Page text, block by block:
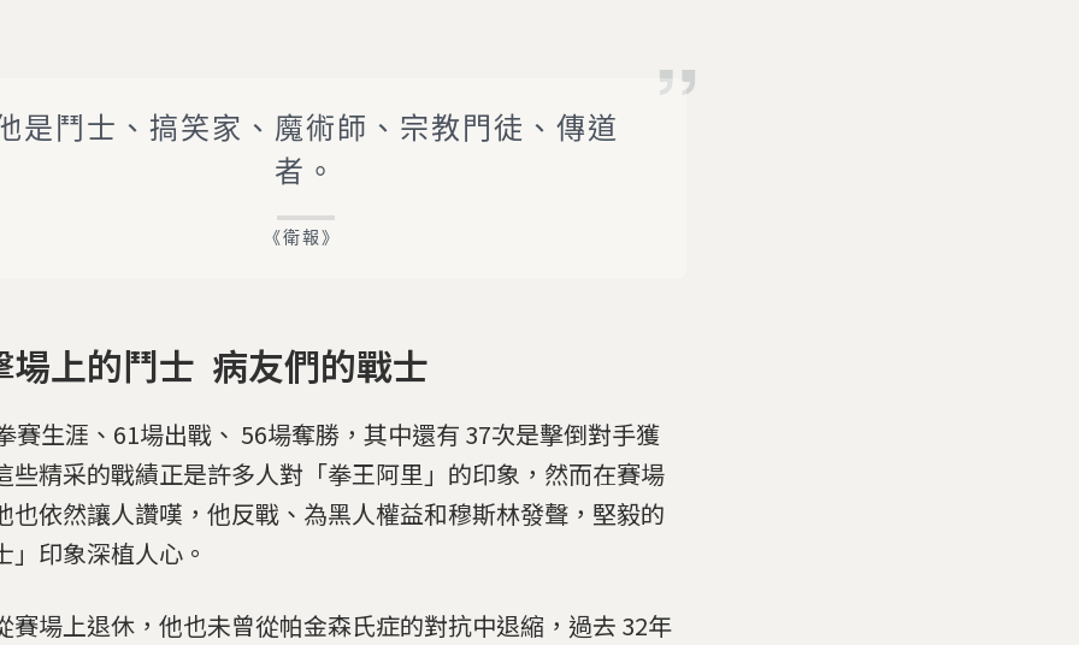
是鬥士、搞笑家、魔術師、宗教門徒、傳道
者。
《衛報》
場上的鬥士 病友們的戰士
賽生涯、61場出戰、 56場奪勝，其中還有 37次是擊倒對手獲
些精采的戰績正是許多人對「拳王阿里」的印象，然而在賽場
也依然讓人讚嘆，他反戰、為黑人權益和穆斯林發聲，堅毅的
」印象深植人心。
賽場上退休，他也未曾從帕金森氏症的對抗中退縮，過去 32年